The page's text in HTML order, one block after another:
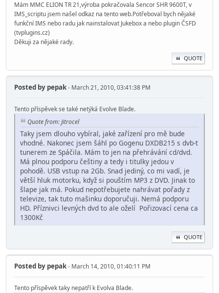
Mám MMC ELION TR 21,výroba pokračovala Sencor SHR 9600T, v
IMS_scriptu jsem našel odkaz na tento web.Potřeboval bych nějaké
funkční IMS nebo radu jak nainstalovat Jukebox a nebo plugin ČSFD
(tvplugins.cz)
Děkuji za nějaké rady.
QUOTE
Posted by pepak- March 21, 2010, 03:41:38 PM
Tento příspěvek se také netýká Evolve Blade.
Quote from: Jitrocel
Taky jsem dlouho vybíral, jaké zařízení pro mě bude
vhodné. Nakonec jsem šáhl po Gogenu DXDB215 s dvb-t
tunerem ze Spáčila. Mám to jen na přehrávání cd/dvd.
Má plnou podporu češtiny a tedy i titulky jedou v
pohodě. USB vstup na 2Gb. Snad jediný, co mi vadí, je
větší hluk motorku, když si pouštím MP3 z DVD. Jinak to
šlape jak má. Pokud nepotřebujete nahrávat pořady z
televize, tak tuto mašinku doporučuji. Nemá podporu
HD. Příznivci levných dvd to ale oželí Pořizovací cena ca
1300Kč
QUOTE
Posted by pepak- March 14, 2010, 01:40:11 PM
Tento příspěvek taky nepatří k Evolva Blade.